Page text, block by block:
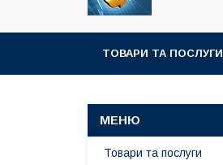
ТОВАРИ ТА ПОСЛУГИ
Товари та послуги